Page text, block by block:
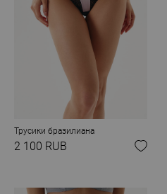
Трусики бразилиана
2 100 RUB